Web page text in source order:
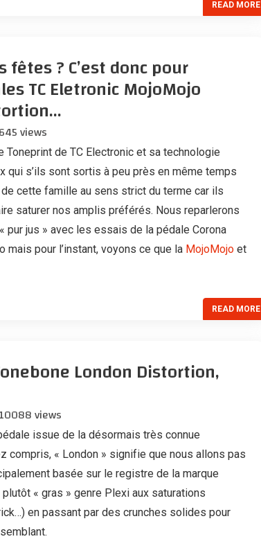
READ MORE
? C’est donc pour
TC Eletronic MojoMojo
views
de TC Electronic et sa technologie
qui s’ils sont sortis à peu près en même temps
cette famille au sens strict du terme car ils
saturer nos amplis préférés. Nous reparlerons
jus » avec les essais de la pédale Corona
mais pour l’instant, voyons ce que la MojoMojo et
READ MORE
London Distortion,
views
issue de la désormais très connue
compris, « London » signifie que nous allons pas
basée sur le registre de la marque
« gras » genre Plexi aux saturations
en passant par des crunches solides pour